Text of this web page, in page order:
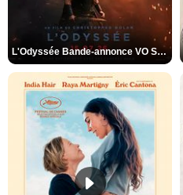
L'Odyssée Bande-annonce VO STFR